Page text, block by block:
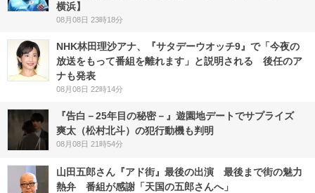
横浜】
08月08日 23時18分
NHK林田理沙アナ、『サタデーウオッチ9』で「今夜の
放送をもって番組を離れます」と説明される 後任のア
ナも発表
08月08日 22時14分
『告白－25年目の秘密－』遊園地デートでサプライズ
爽太（松村北斗）の犯行動機も判明
08月08日 21時54分
山田五郎さん『アド街』最後の出演 最後まで街の魅力
熱弁 番組が感謝「天国の五郎さんへ」